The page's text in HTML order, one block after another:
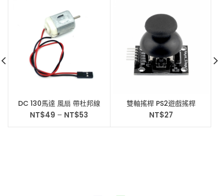
DC 130馬達 風扇 帶杜邦線
小型直流電機
NT$49 – NT$53
雙軸搖桿 PS2遊戲搖桿
JoyStick
NT$27